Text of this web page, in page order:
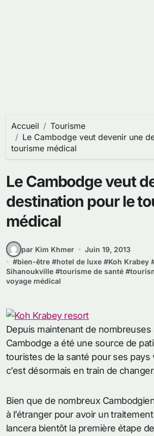
Accueil
Tourisme
Le Cambodge veut devenir une
tourisme médical
Le Cambodge veut
destination pour le
médical
par Kim Khmer
Juin 19, 2013
#bien-être #hotel de luxe #Koh Krabey
Sihanoukville #tourisme de santé #
voyage médical
Depuis maintenant de nombreuses
Cambodge a été une source de
touristes de la santé pour ses pays
c’est désormais en train de
Bien que de nombreux
à l’étranger pour avoir un
lancera bientôt la première étape